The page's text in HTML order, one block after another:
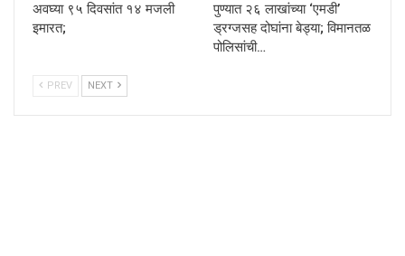
अवघ्या ९५ दिवसांत १४ मजली
इमारत;
पुण्यात २६ लाखांच्या ‘एमडी’
ड्रग्जसह दोघांना बेड्या; विमानतळ
पोलिसांची…
PREV NEXT